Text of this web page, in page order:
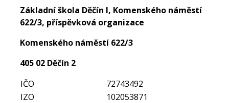
Základní škola Děčín I, Komenského náměstí
622/3, příspěvková organizace
Komenského náměstí 622/3
405 02 Děčín 2
IČO
72743492
IZO
102053871